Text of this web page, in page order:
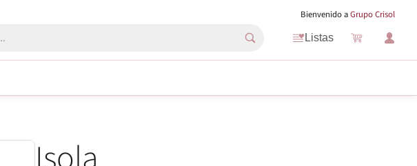
Bienvenido aGrupo Crisol
Listas